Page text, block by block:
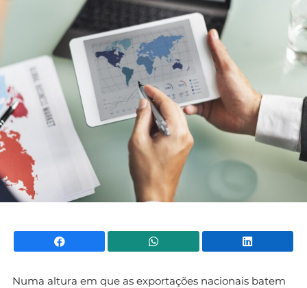
Facebook WhatsApp
Numa altura em que as exportações nacionais batem